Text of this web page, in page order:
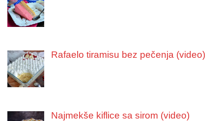
Rafaelo tiramisu bez pečenja (video)
Najmekše kiflice sa sirom (video)